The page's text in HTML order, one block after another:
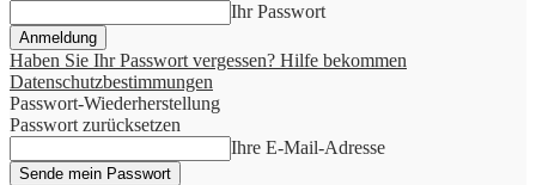
Ihr Passwort
Haben Sie Ihr Passwort vergessen? Hilfe bekommen
Datenschutzbestimmungen
Passwort-Wiederherstellung
Passwort zurücksetzen
Ihre E-Mail-Adresse